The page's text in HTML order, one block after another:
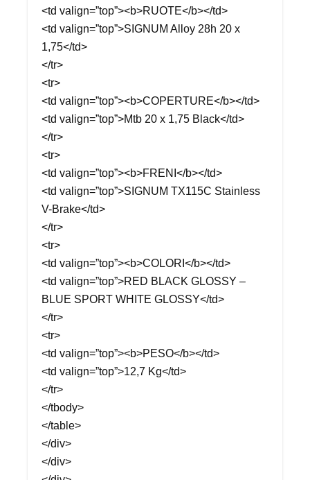
<td valign=”top”><b>RUOTE</b></td>
<td valign=”top”>SIGNUM Alloy 28h 20 x
1,75</td>
</tr>
<tr>
<td valign=”top”><b>COPERTURE</b></td>
<td valign=”top”>Mtb 20 x 1,75 Black</td>
</tr>
<tr>
<td valign=”top”><b>FRENI</b></td>
<td valign=”top”>SIGNUM TX115C Stainless
V-Brake</td>
</tr>
<tr>
<td valign=”top”><b>COLORI</b></td>
<td valign=”top”>RED BLACK GLOSSY –
BLUE SPORT WHITE GLOSSY</td>
</tr>
<tr>
<td valign=”top”><b>PESO</b></td>
<td valign=”top”>12,7 Kg</td>
</tr>
</tbody>
</table>
</div>
</div>